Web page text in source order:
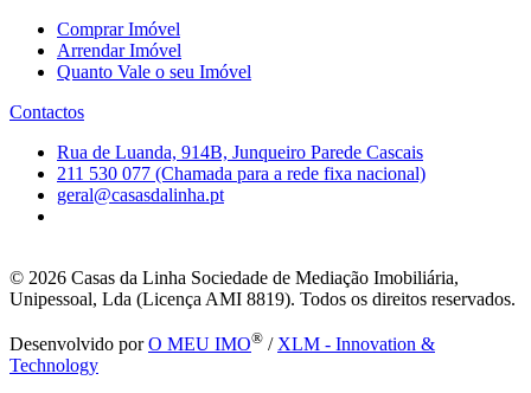
Comprar Imóvel
Arrendar Imóvel
Quanto Vale o seu Imóvel
Contactos
Rua de Luanda, 914B, Junqueiro Parede Cascais
211 530 077 (Chamada para a rede fixa nacional)
geral@casasdalinha.pt
© 2026 Casas da Linha Sociedade de Mediação Imobiliária,
Unipessoal, Lda (Licença AMI 8819). Todos os direitos reservados.
Desenvolvido porO MEU IMO® / XLM - Innovation &
Technology